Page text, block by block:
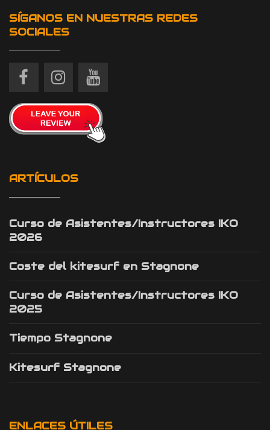
SÍGANOS EN NUESTRAS REDES
SOCIALES
ARTÍCULOS
Curso de Asistentes/Instructores IKO
2026
Coste del kitesurf en Stagnone
Curso de Asistentes/Instructores IKO
2025
Tiempo Stagnone
Kitesurf Stagnone
ENLACES ÚTILES